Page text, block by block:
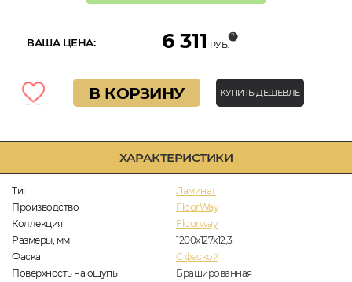
ХАРАКТЕРИСТИКИ
Тип
Ламинат
Производство
FloorWay
Коллекция
Floorway
Размеры, мм
1200x127x12,3
Фаска
C фаской
Поверхность на ощупь
Брашированная
ВАША ЦЕНА: 6 311 РУБ.
В КОРЗИНУ КУПИТЬ ДЕШЕВЛЕ